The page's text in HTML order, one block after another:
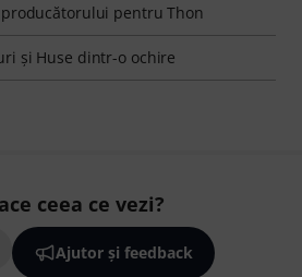
pentru Thon
şi Huse dintr-o ochire
ceea ce vezi?
Ajutor și feedback